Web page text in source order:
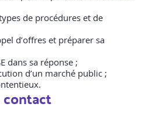
de procédures et de
d’offres et préparer sa
dans sa réponse ;
d’un marché public ;